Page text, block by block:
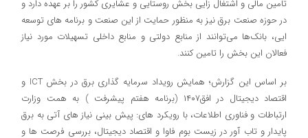
تامین مالی و اشتغال زایی بخش روستایی و عشایری کشور را بر عهده دارد و
در حوزه صنعت برق نیز به منظور حمایت از این صنعت و برنامه های توسعه
ایی، بانک‌ها می‌توانند از منابع دولتی و منابع داخلی تسهیلات مورد نیاز
فعالان این بخش را تامین ‌کنند.
بر اساس این گزارش؛ همایش رویداد سرمایه گذاری برق در بخش ICT و
اقتصاد دیجیتال در افق۱۴۰۷ (برنامه هفتم پیشرفت ) به همت وزارت
ارتباطات و فناوری اطلاعات، با رویکرد های: پیش بینی نیاز های آتی به برق
پایدار و تاب آور در زیست بوم فاوا و اقتصاد دیجیتال، بررسی فرصت ها و